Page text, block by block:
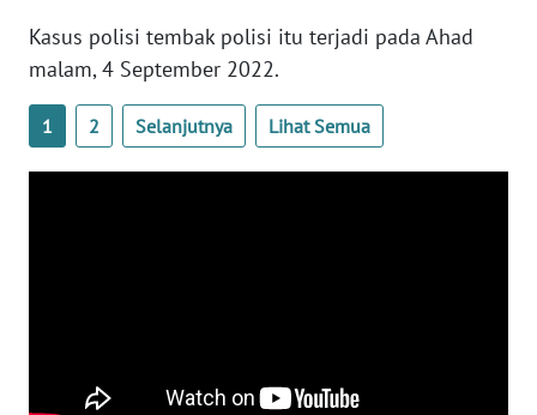
Kasus polisi tembak polisi itu terjadi pada Ahad
malam, 4 September 2022.
1 2 Selanjutnya Lihat Semua
WN
KEPRI